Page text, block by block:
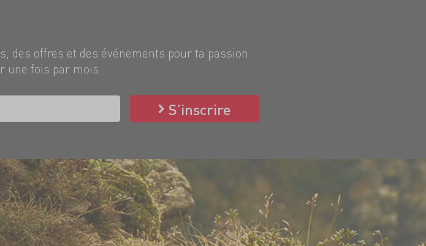
des offres et des événements pour ta passion
une fois par mois.
S’inscrire